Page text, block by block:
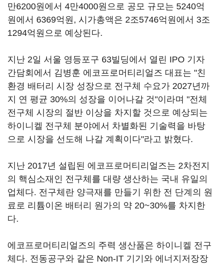
만6200원에서 4만4000원으로 공모 규모는 5240억
원에서 6369억원, 시가총액은 2조5746억원에서 3조
1294억원으로 예상된다.
지난 2일 서울 영등포구 63빌딩에서 열린 IPO 기자
간담회에서 김병훈 에코프로머티리얼즈 대표는 "친
환경 배터리 시장 성장으로 전구체 수요가 2027년까
지 연 평균 30%의 성장을 이어나갈 것"이라며 "전체
전구체 시장의 절반 이상을 차지할 것으로 예상되는
하이니켈 전구체 분야에서 차별화된 기술력을 바탕
으로 시장을 선도해 나갈 계획이다"라고 밝혔다.
지난 2017년 설립된 에코프로머티리얼즈는 2차전지
의 핵심소재인 전구체를 대량 생산하는 국내 유일의
업체다. 전구체란 양극재를 만들기 위한 전 단계의 원
료로 리튬이온 배터리 원가의 약 20~30%를 차지한
다.
에코프로머티리얼즈의 주력 생산품은 하이니켈 전구
체다. 전동공구와 같은 Non-IT 기기와 에너지저장장